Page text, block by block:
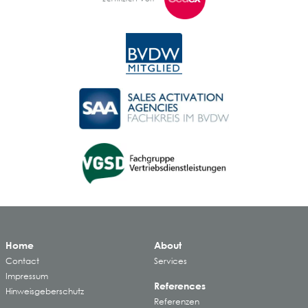
Home
Contact
Impressum
Hinweisgeberschutz
About
Services
References
Referenzen